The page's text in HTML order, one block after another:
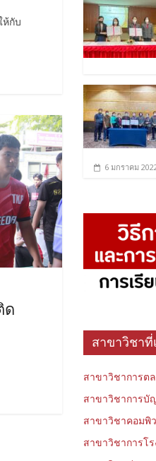
ห้กับ
ด
6 มกราคม
สาขาวิชา
สาขาวิชาการต
สาขาวิชาการบั
สาขาวิชาคอมพิ
สาขาวิชาการโ